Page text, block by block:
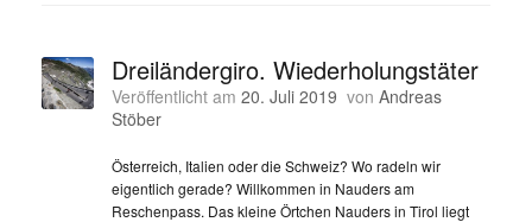
Dreiländergiro. Wiederholungstäter
Veröffentlicht am 20. Juli 2019 von Andreas
Stöber
Österreich, Italien oder die Schweiz? Wo radeln wir
eigentlich gerade? Willkommen in Nauders am
Reschenpass. Das kleine Örtchen Nauders in Tirol liegt